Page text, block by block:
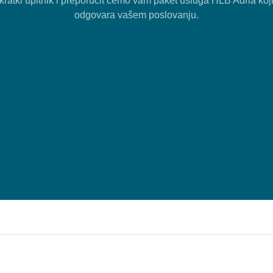
odgovara vašem poslovanju.